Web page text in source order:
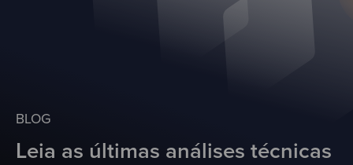
Fale conosco
BLOG
Leia as últimas análises técnicas